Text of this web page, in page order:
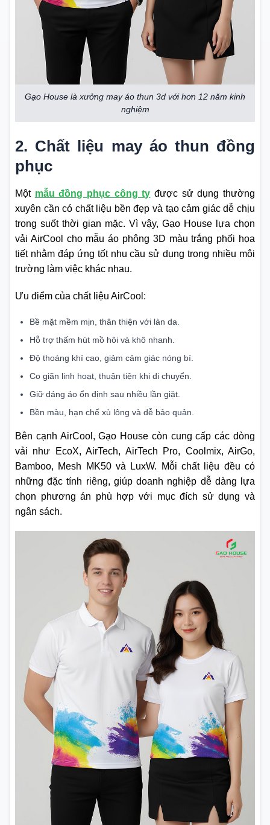
Gạo House là xưởng may áo thun 3d với hơn 12 năm kinh
nghiệm
2. Chất liệu may áo thun đồng
phục
Một mẫu đồng phục công ty được sử dụng thường
xuyên cần có chất liệu bền đẹp và tạo cảm giác dễ chịu
trong suốt thời gian mặc. Vì vậy, Gạo House lựa chọn
vải AirCool cho mẫu áo phông 3D màu trắng phối họa
tiết nhằm đáp ứng tốt nhu cầu sử dụng trong nhiều môi
trường làm việc khác nhau.
Ưu điểm của chất liệu AirCool:
Bề mặt mềm mịn, thân thiện với làn da.
Hỗ trợ thấm hút mồ hôi và khô nhanh.
Độ thoáng khí cao, giảm cảm giác nóng bí.
Co giãn linh hoạt, thuận tiện khi di chuyển.
Giữ dáng áo ổn định sau nhiều lần giặt.
Bền màu, hạn chế xù lông và dễ bảo quản.
Bên cạnh AirCool, Gạo House còn cung cấp các dòng
vải như EcoX, AirTech, AirTech Pro, Coolmix, AirGo,
Bamboo, Mesh MK50 và LuxW. Mỗi chất liệu đều có
những đặc tính riêng, giúp doanh nghiệp dễ dàng lựa
chọn phương án phù hợp với mục đích sử dụng và
ngân sách.